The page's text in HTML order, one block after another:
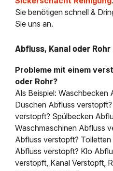
Sie benötigen schnell &
Sie uns an.
Abfluss, Kanal oder
Probleme mit einem
oder Rohr?
Als Beispiel: Waschbecken
Duschen Abfluss
verstopft? Spülbecken
Waschmaschinen Abfluss
Abfluss verstopft?
Abfluss verstopft? Klo
verstopft, Kanal Verstopft,